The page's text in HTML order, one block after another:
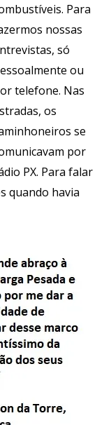
Para
nossas
só
ou
telefone. Nas
os
se
por
PX. Para falar
quando havia